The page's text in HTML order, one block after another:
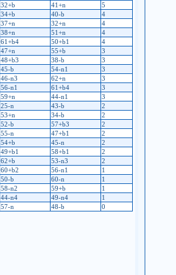
32+b 41+n
5
34+b 40-b
4
37+n 32+n
4
38+n 51+n
4
61+b4 50+b1
4
47+n 55+b
3
48+b3 38-b
3
45-b 54-n1
3
46-n3 62+n
3
56-n1 61+b4
3
59+n 44-n1
3
25-n 43-b
2
53+n 34-b
2
52-b 57+b3
2
55-n 47+b1
2
54+b 45-n
2
49+b1 58+b1
2
62+b 53-n3
2
60+b2 56-n1
1
50-b 60-n
1
58-n2 59+b
1
44-n4 49-n4
1
57-n 48-b
0